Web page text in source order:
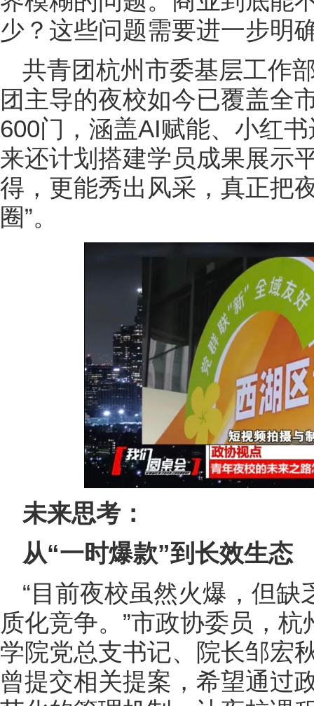
少？这些问题需要进一步明
共青团杭州市委基层工作
团主导的夜校如今已覆盖全
600门，涵盖AI赋能、小红
来还计划搭建学员成果展示
得，更能秀出风采，真正把
圈”。
未来思考：
从“一时爆款”到长效生态
“目前夜校虽然火爆，但
质化竞争。”市政协委员，
学院党总支书记、院长邹宏
曾提交相关提案，希望通过